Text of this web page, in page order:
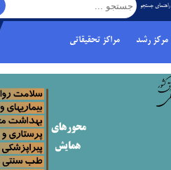
راهنمای جستجو
مرکز رشد مراکز تحقیقاتی